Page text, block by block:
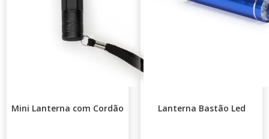
Mini Lanterna com Cordão Lanterna Bastão Led